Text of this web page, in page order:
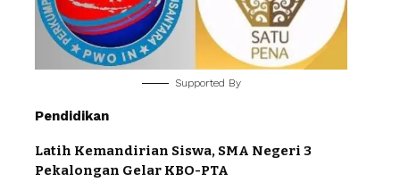
Supported By
Pendidikan
Latih Kemandirian Siswa, SMA Negeri 3
Pekalongan Gelar KBO-PTA